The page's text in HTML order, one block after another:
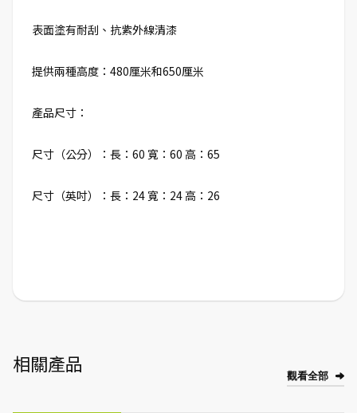
表面塗有耐刮、抗紫外線清漆
提供兩種高度：480厘米和650厘米
產品尺寸：
尺寸（公分）：長：60 寬：60 高：65
尺寸（英吋）：長：24 寬：24 高：26
相關產品 觀看全部